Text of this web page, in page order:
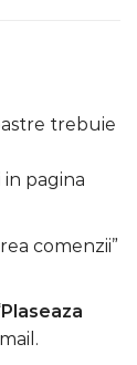
trebuie
pagina
comenzii”
Plaseaza